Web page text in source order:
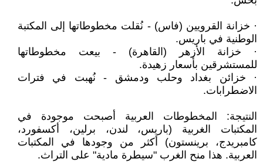
· خزانة القرويين (فاس) - نُقلت مخطوطاتها إلى المكتبة
الوطنية في باريس.
· خزانة الأزهر (القاهرة) - بيعت مخطوطاتها
للمستشرقين بأسعار زهيدة.
· خزائن بغداد وحلب ودمشق - نُهبت في فترات
الاضطرابات.
النتيجة: المخطوطات العربية أصبحت موجودة في
المكتبات الغربية (باريس، لندن، برلين، أكسفورد،
كامبريدج، برينستون) أكثر من وجودها في المكتبات
العربية. هذا منح الغرب "سيطرة مادية" على التراث.